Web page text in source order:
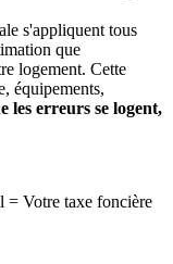
s'appliquent tous
que
logement. Cette
équipements,
les erreurs se logent,
= Votre taxe foncière